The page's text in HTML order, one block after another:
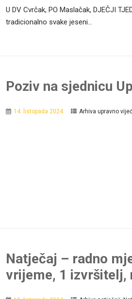
U DV Cvrčak, PO Maslačak, DJEČJI
tradicionalno svake jeseni...
Poziv na sjednicu
14. listopada 2024. Arhiva upravno
Natječaj – radno
vrijeme, 1 izvršitelj,